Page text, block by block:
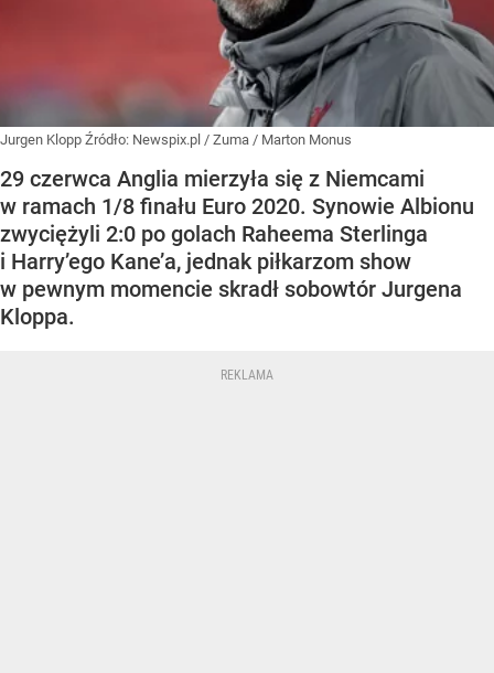
Jurgen Klopp Źródło: Newspix.pl / Zuma / Marton Monus
29 czerwca Anglia mierzyła się z Niemcami
w ramach 1/8 finału Euro 2020. Synowie Albionu
zwyciężyli 2:0 po golach Raheema Sterlinga
i Harry’ego Kane’a, jednak piłkarzom show
w pewnym momencie skradł sobowtór Jurgena
Kloppa.